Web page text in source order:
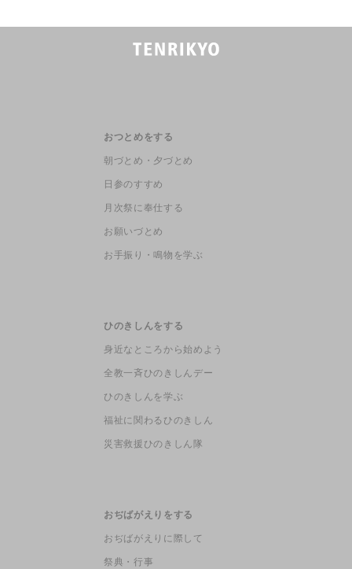
おつとめをする
朝づとめ・夕づとめ
日参のすすめ
月次祭に奉仕する
お願いづとめ
お手振り・鳴物を学ぶ
ひのきしんをする
身近なところから始めよう
全教一斉ひのきしんデー
ひのきしんを学ぶ
福祉に関わるひのきしん
災害救援ひのきしん隊
おぢばがえりをする
おぢばがえりに際して
祭典・行事